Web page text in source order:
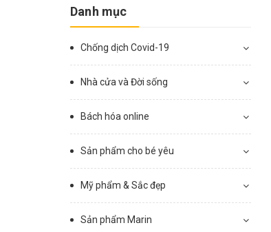
Danh mục
Chống dịch Covid-19
Nhà cửa và Đời sống
Bách hóa online
Sản phẩm cho bé yêu
Mỹ phẩm & Sắc đẹp
Sản phẩm Marin